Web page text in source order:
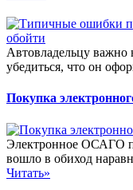
Автовладельцу
убедиться, что он
Покупка
Электронное ОСАГО
вошло в обиход
Читать»